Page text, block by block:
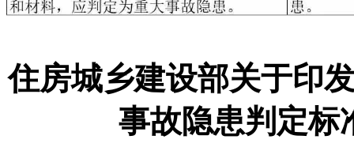
住房城乡建设部关于印
事故隐患判定标